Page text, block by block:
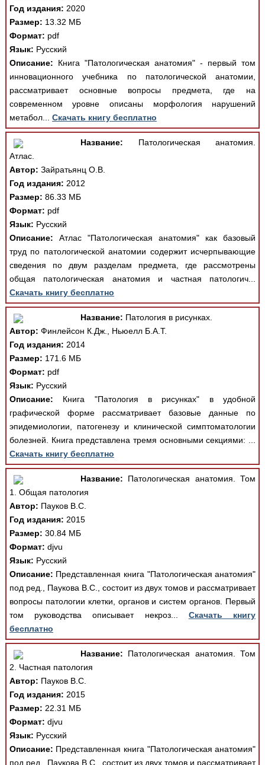
Год издания: 2020
Размер: 13.32 МБ
Формат: pdf
Язык: Русский
Описание: Книга "Патологическая анатомия" - первый том
инновационного учебника по патологической анатомии,
рассматривает основные вопросы предмета, где на
современном уровне описаны морфология нарушений
метабол... Скачать книгу бесплатно
Название: Патологическая анатомия.
Атлас.
Автор: Зайратьянц О.В.
Год издания: 2012
Размер: 86.33 МБ
Формат: pdf
Язык: Русский
Описание: Атлас "Патологическая анатомия" как базовый
труд по патологической анатомии содержит исчерпывающие
сведения по двум разделам предмета, где рассмотрены
общая патологическая анатомия и частная патологич...
Скачать книгу бесплатно
Название: Патология в рисунках.
Автор: Финлейсон К.Дж., Ньюелл Б.А.Т.
Год издания: 2014
Размер: 171.6 МБ
Формат: pdf
Язык: Русский
Описание: Книга "Патология в рисунках" в удобной
графической форме рассматривает базовые данные по
эпидемиологии, патогенезу и клинической симптоматологии
болезней. Книга представлена тремя основными секциями: ...
Скачать книгу бесплатно
Название: Патологическая анатомия. Том
1. Общая патология
Автор: Пауков В.С.
Год издания: 2015
Размер: 30.84 МБ
Формат: djvu
Язык: Русский
Описание: Представленная книга "Патологическая анатомия"
под ред., Паукова В.С., состоит из двух томов и рассматривает
вопросы патологии клетки, органов и систем органов. Первый
том руководства описывает некроз... Скачать книгу
бесплатно
Название: Патологическая анатомия. Том
2. Частная патология
Автор: Пауков В.С.
Год издания: 2015
Размер: 22.31 МБ
Формат: djvu
Язык: Русский
Описание: Представленная книга "Патологическая анатомия"
под ред., Паукова В.С., состоит из двух томов и рассматривает